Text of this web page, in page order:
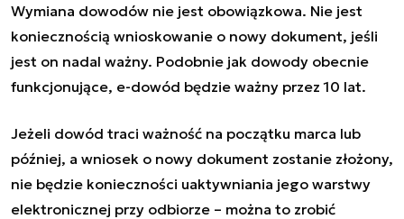
Wymiana dowodów nie jest obowiązkowa. Nie jest
koniecznością wnioskowanie o nowy dokument, jeśli
jest on nadal ważny. Podobnie jak dowody obecnie
funkcjonujące, e-dowód będzie ważny przez 10 lat.
Jeżeli dowód traci ważność na początku marca lub
później, a wniosek o nowy dokument zostanie złożony,
nie będzie konieczności uaktywniania jego warstwy
elektronicznej przy odbiorze – można to zrobić